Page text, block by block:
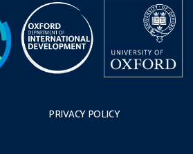
PRIVACY POLICY